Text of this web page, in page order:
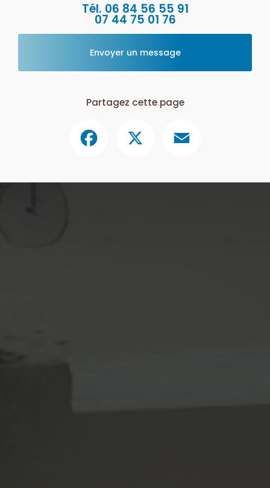
Tél. 06 84 56 55 91
07 44 75 01 76
Envoyer un message
Partagez cette page